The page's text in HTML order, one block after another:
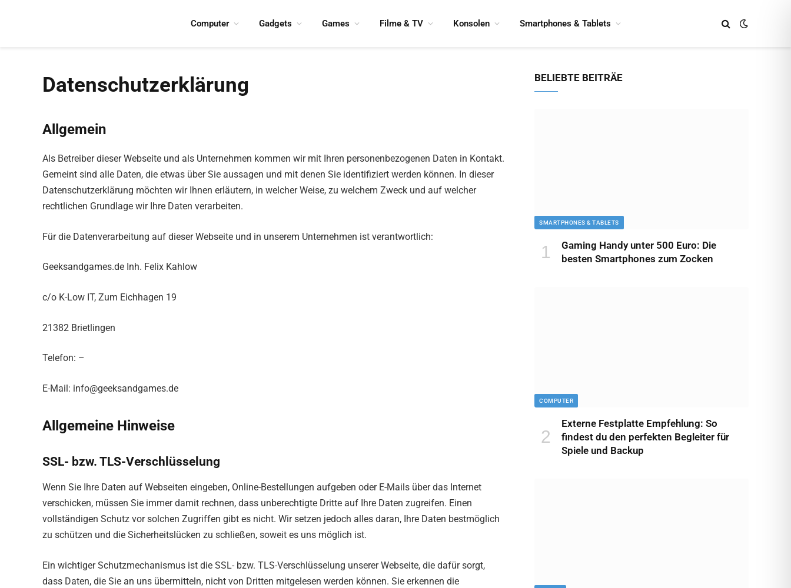
Computer Gadgets Games Filme & TV Konsolen Smartphones & Tablets
Datenschutzerklärung
Allgemein
Als Betreiber dieser Webseite und als Unternehmen kommen wir mit Ihren personenbezogenen Daten in Kontakt.
Gemeint sind alle Daten, die etwas über Sie aussagen und mit denen Sie identifiziert werden können. In dieser
Datenschutzerklärung möchten wir Ihnen erläutern, in welcher Weise, zu welchem Zweck und auf welcher
rechtlichen Grundlage wir Ihre Daten verarbeiten.
Für die Datenverarbeitung auf dieser Webseite und in unserem Unternehmen ist verantwortlich:
Geeksandgames.de Inh. Felix Kahlow
c/o K-Low IT, Zum Eichhagen 19
21382 Brietlingen
Telefon: –
E-Mail: info@geeksandgames.de
Allgemeine Hinweise
SSL- bzw. TLS-Verschlüsselung
Wenn Sie Ihre Daten auf Webseiten eingeben, Online-Bestellungen aufgeben oder E-Mails über das Internet
verschicken, müssen Sie immer damit rechnen, dass unberechtigte Dritte auf Ihre Daten zugreifen. Einen
vollständigen Schutz vor solchen Zugriffen gibt es nicht. Wir setzen jedoch alles daran, Ihre Daten bestmöglich
zu schützen und die Sicherheitslücken zu schließen, soweit es uns möglich ist.
Ein wichtiger Schutzmechanismus ist die SSL- bzw. TLS-Verschlüsselung unserer Webseite, die dafür sorgt,
dass Daten, die Sie an uns übermitteln, nicht von Dritten mitgelesen werden können. Sie erkennen die
BELIEBTE BEITRÄE
SMARTPHONES & TABLETS
Gaming Handy unter 500 Euro: Die
besten Smartphones zum Zocken
COMPUTER
Externe Festplatte Empfehlung: So
findest du den perfekten Begleiter für
Spiele und Backup